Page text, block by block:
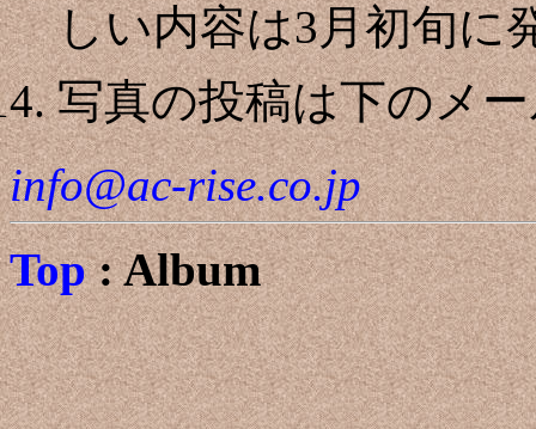
しい内容は3月初旬に
写真の投稿は下のメ
info@ac-rise.co.jp
Top: Album